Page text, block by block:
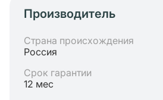
Производитель
Страна происхождения
Россия
Срок гарантии
12 мес